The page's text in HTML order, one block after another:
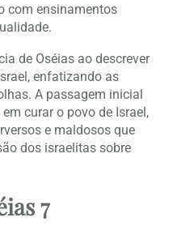
com ensinamentos
de Oséias ao descrever
enfatizando as
A passagem inicial
curar o povo de Israel,
e maldosos que
dos israelitas sobre
7